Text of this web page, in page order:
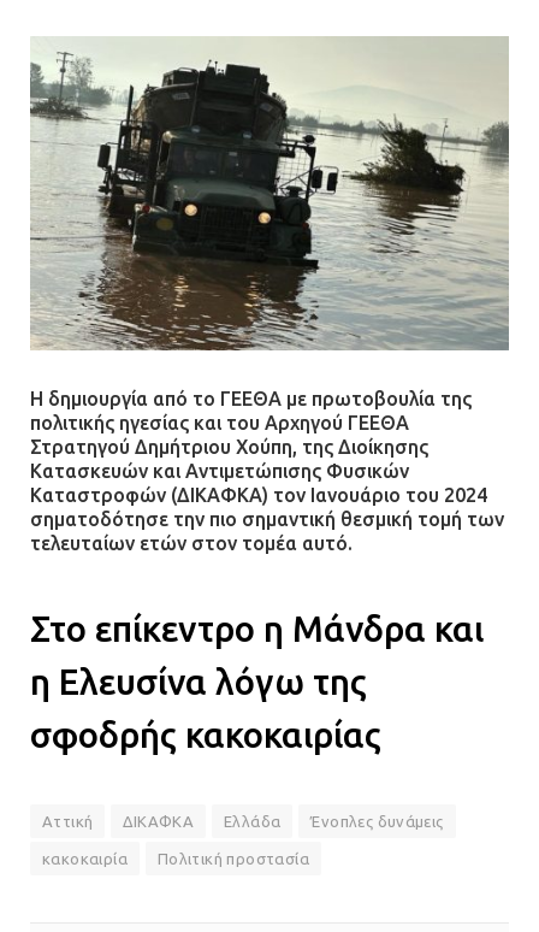
Η δημιουργία από το ΓΕΕΘΑ με πρωτοβουλία της
πολιτικής ηγεσίας και του Αρχηγού ΓΕΕΘΑ
Στρατηγού Δημήτριου Χούπη, της Διοίκησης
Κατασκευών και Αντιμετώπισης Φυσικών
Καταστροφών (ΔΙΚΑΦΚΑ) τον Ιανουάριο του 2024
σηματοδότησε την πιο σημαντική θεσμική τομή των
τελευταίων ετών στον τομέα αυτό.
Στο επίκεντρο η Μάνδρα και
η Ελευσίνα λόγω της
σφοδρής κακοκαιρίας
Αττική ΔΙΚΑΦΚΑ Ελλάδα Ένοπλες δυνάμεις
κακοκαιρία Πολιτική προστασία